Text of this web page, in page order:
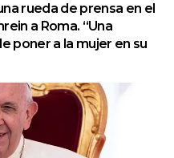
rueda de prensa en el
a Roma. “Una
poner a la mujer en su